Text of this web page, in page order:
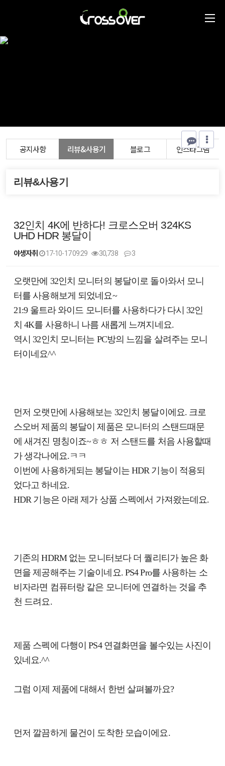
공지사항 리뷰&사용기 블로그 인스타그램
리뷰&사용기
32인치 4K에 반하다! 크로스오버 324KS
UHD HDR 봉달이
야생자취 17-10-17 09:29 30,738 3
본문
오랫만에 32인치 모니터의 봉달이로 돌아와서 모니
터를 사용해보게 되었네요~
21:9 울트라 와이드 모니터를 사용하다가 다시 32인
치 4K를 사용하니 나름 새롭게 느껴지네요.
역시 32인치 모니터는 PC방의 느낌을 살려주는 모니
터이네요^^
먼저 오랫만에 사용해보는 32인치 봉달이에요. 크로
스오버 제품의 봉달이 제품은 모니터의 스탠드때문
에 새겨진 명칭이죠~ㅎㅎ 저 스탠드를 처음 사용할때
가 생각나에요.ㅋㅋ
이번에 사용하게되는 봉달이는 HDR 기능이 적용되
었다고 하네요.
HDR 기능은 아래 제가 상품 스펙에서 가져왔는데요.
기존의 HDRM 없는 모니터보다 더 퀄리티가 높은 화
면을 제공해주는 기술이네요. PS4 Pro를 사용하는 소
비자라면 컴퓨터랑 같은 모니터에 연결하는 것을 추
천 드려요.
제품 스펙에 다행이 PS4 연결화면을 볼수있는 사진이
있네요.^^
그럼 이제 제품에 대해서 한번 살펴볼까요?
먼저 깔끔하게 물건이 도착한 모습이에요.